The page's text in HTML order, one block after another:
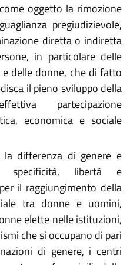
oggetto la rimozione
pregiudizievole,
diretta o indiretta
in particolare delle
e delle donne, che di fatto
il pieno sviluppo della
partecipazione
economica e sociale
la differenza di genere e
specificità, libertà e
il raggiungimento della
tra donne e uomini,
elette nelle istituzioni,
che si occupano di pari
di genere, i centri